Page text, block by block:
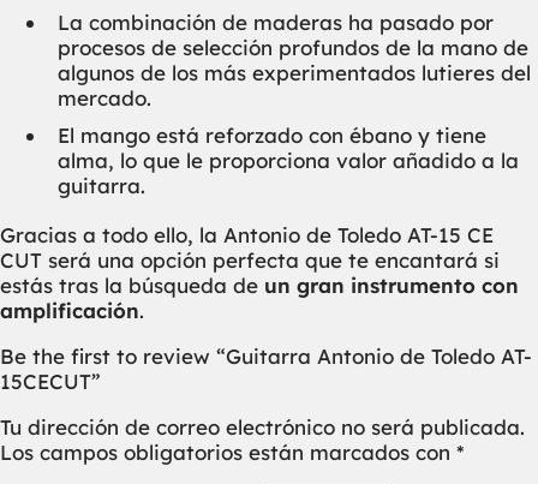
La combinación de maderas ha pasado por
procesos de selección profundos de la mano de
algunos de los más experimentados lutieres del
mercado.
El mango está reforzado con ébano y tiene
alma, lo que le proporciona valor añadido a la
guitarra.
Gracias a todo ello, la Antonio de Toledo AT-15 CE
CUT será una opción perfecta que te encantará si
estás tras la búsqueda de un gran instrumento con
amplificación.
Be the first to review “Guitarra Antonio de Toledo AT-
15CECUT”
Tu dirección de correo electrónico no será publicada.
Los campos obligatorios están marcados con *